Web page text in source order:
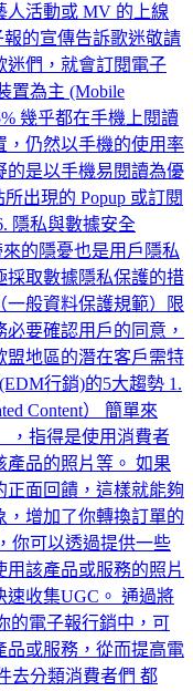
人活動或 MV 的上線
的宣傳告訴歌迷敬請
迷們，就會訂閱電子
置為主 (Mobile
幾乎都在手機上閱讀
，仍然以手機的使用率
的是以手機易閱讀為優
出現的 Popup 或訂閱
隱私與數據安全
來的隱憂也是用戶隱私
採取數據隱私保護的措
一般資料保護規範）限
要確認用戶的同意，
盟地區的潛在客戶需特
行銷)的5大趨勢 1.
Content） 簡單來
，指得是使用消費者
品的照片等。 如果
面回饋，這樣就能夠
，增加了你轉換訂單的
你可以透過提供一些
該產品或服務的照片
速收集UGC。 通過將
的電子報行銷中，可
品或服務，從而提高電
去分類消費者們 都